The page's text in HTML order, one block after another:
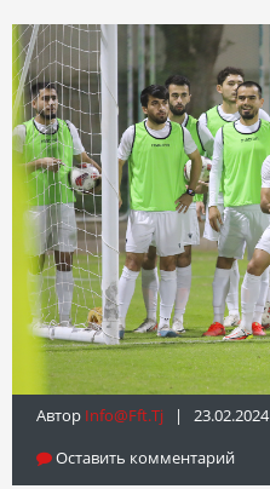
Автор Info@fft.tj | 23.02.2024
Оставить комментарий